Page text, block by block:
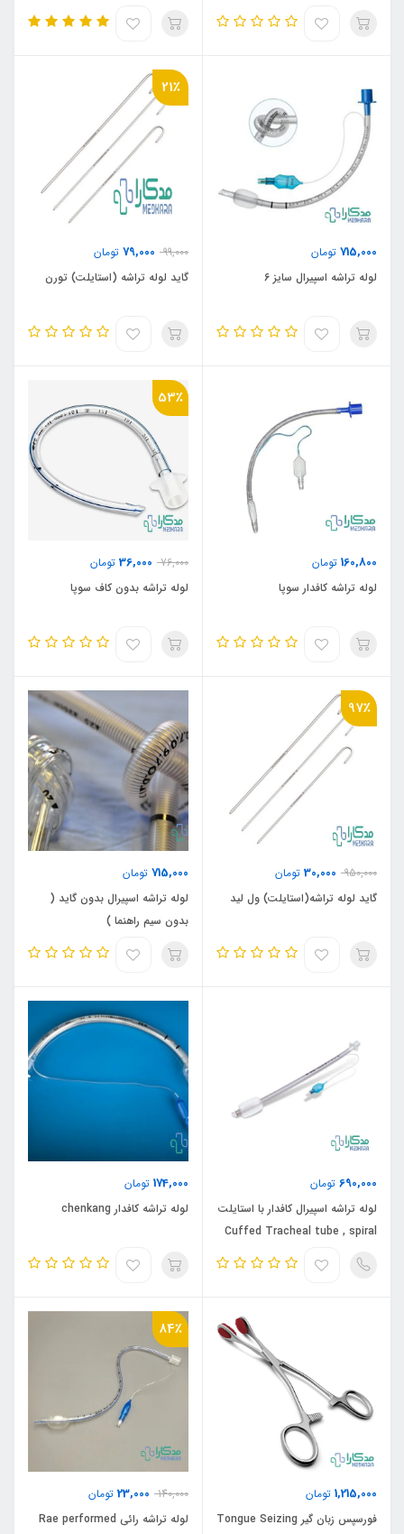
715,000 تومان
لوله تراشه اسپیرال سایز 6
21٪
99,000
79,000 تومان
گاید لوله تراشه (استایلت) تورن
160,800 تومان
لوله تراشه کافدار سوپا
53٪
76,000
36,000 تومان
لوله تراشه بدون کاف سوپا
97٪
950,000
30,000 تومان
گاید لوله تراشه(استایلت) ول لید
715,000 تومان
لوله تراشه اسپیرال بدون گاید (
بدون سیم راهنما )
690,000 تومان
لوله تراشه اسپیرال کافدار با استایلت
Cuffed Tracheal tube , spiral
reinforcement with stylet
174,000 تومان
لوله تراشه کافدار chenkang
1,215,000 تومان
فورسپس زبان گیر Tongue Seizing
84٪
140,000
23,000 تومان
لوله تراشه رائی Rae performed